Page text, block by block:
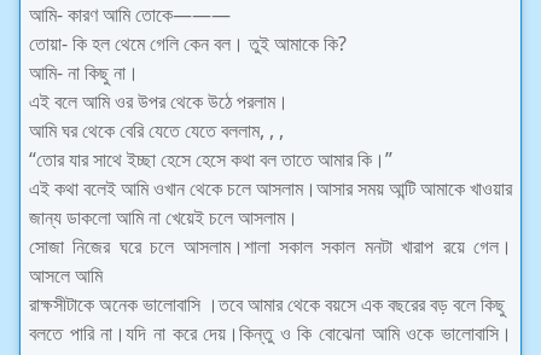
আমি- কারণ আমি তোকে———
তোয়া- কি হল থেমে গেলি কেন বল। তুই আমাকে কি?
আমি- না কিছু না।
এই বলে আমি ওর উপর থেকে উঠে পরলাম।
আমি ঘর থেকে বেরি যেতে যেতে বললাম, , ,
“তোর যার সাথে ইচ্ছা হেসে হেসে কথা বল তাতে আমার কি।”
এই কথা বলেই আমি ওখান থেকে চলে আসলাম।আসার সময় আন্টি আমাকে খাওয়ার
জান্য ডাকলো আমি না খেয়েই চলে আসলাম।
সোজা নিজের ঘরে চলে আসলাম।শালা সকাল সকাল মনটা খারাপ রয়ে গেল।
আসলে আমি
রাক্ষসীটাকে অনেক ভালোবাসি ।তবে আমার থেকে বয়সে এক বছরের বড় বলে কিছু
বলতে পারি না।যদি না করে দেয়।কিন্তু ও কি বোঝেনা আমি ওকে ভালোবাসি।